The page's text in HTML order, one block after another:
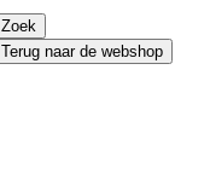
Terug naar de webshop